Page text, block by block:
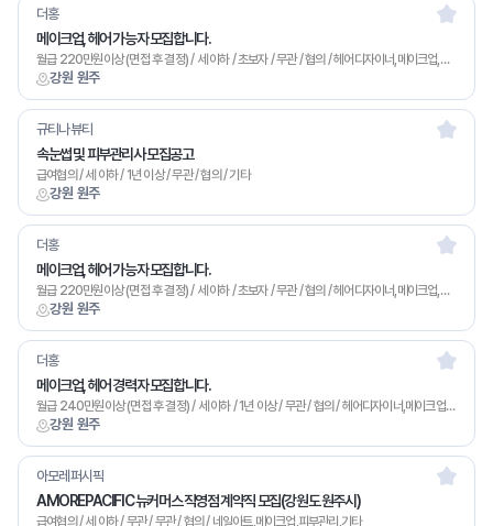
강원 원주
더홍
메이크업, 헤어 가능자 모집합니다.
월급 220만원이상 (면접 후 결정) / 세 이하 / 초보자 / 무관 / 협의 / 헤어디자이너,메이크업,기타
강원 원주
규티나뷰티
속눈썹 및 피부관리사 모집공고
급여협의 / 세 이하 / 1년 이상 / 무관 / 협의 / 기타
강원 원주
더홍
메이크업, 헤어 가능자 모집합니다.
월급 220만원이상 (면접 후 결정) / 세 이하 / 초보자 / 무관 / 협의 / 헤어디자이너,메이크업,기타
강원 원주
더홍
메이크업, 헤어 경력자 모집합니다.
월급 240만원이상 (면접 후 결정) / 세 이하 / 1년 이상 / 무관 / 협의 / 헤어디자이너,메이크업,기타
아모레퍼시픽
AMOREPACIFIC 뉴커머스 직영점 계약직 모집(강원도 원주시)
급여협의 / 세 이하 / 무관 / 무관 / 협의 / 네일아트,메이크업,피부관리,기타